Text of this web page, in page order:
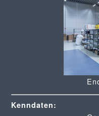
Kenndaten: